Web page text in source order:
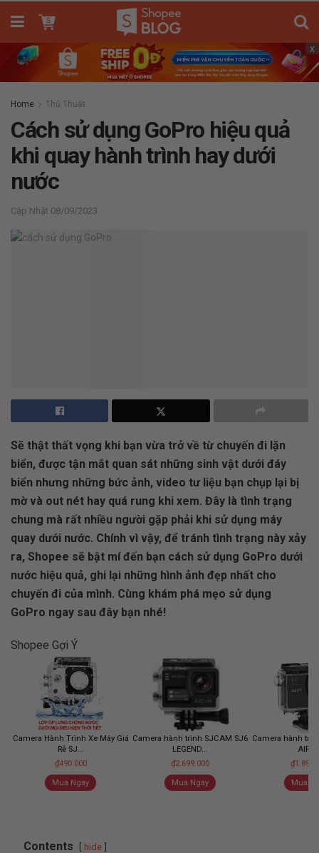
x
Home Thủ Thuật
Cách sử dụng GoPro hiệu quả
khi quay hành trình hay dưới
nước
08/09/2023
Sẽ thật thất vọng khi bạn vừa trở về từ chuyến đi lặn
biển, được tận mắt quan sát những sinh vật dưới đáy
biển nhưng những bức ảnh, video tư liệu bạn chụp lại bị
mờ và out nét hay quá rung khi xem. Đây là tình trạng
chung mà rất nhiều người gặp phải khi sử dụng máy
quay dưới nước. Chính vì vậy, để tránh tình trạng này xảy
ra, Shopee sẽ bật mí đến bạn cách sử dụng GoPro dưới
nước hiệu quả, ghi lại những hình ảnh đẹp nhất cho
chuyến đi của mình. Cùng khám phá mẹo sử dụng
GoPro ngay sau đây bạn nhé!
Shopee Gợi Ý
Camera Hành Trình Xe Máy Giá
Rẻ SJ...
₫490.000
Mua Ngay
Camera hành trình SJCAM SJ6
LEGEND...
₫2.699.000
Mua Ngay
Camera hành
AIR -
Mua
Contents hide